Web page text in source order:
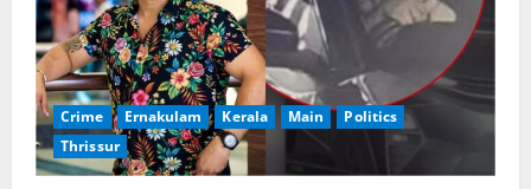
Crime Ernakulam Kerala Main
Politics
Thrissur